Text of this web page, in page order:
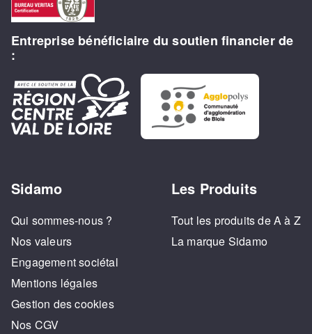
Entreprise bénéficiaire du soutien financier de
:
Sidamo
Qui sommes-nous ?
Nos valeurs
Engagement sociétal
Mentions légales
Gestion des cookies
Nos CGV
Les Produits
Tout les produits de A à Z
La marque Sidamo